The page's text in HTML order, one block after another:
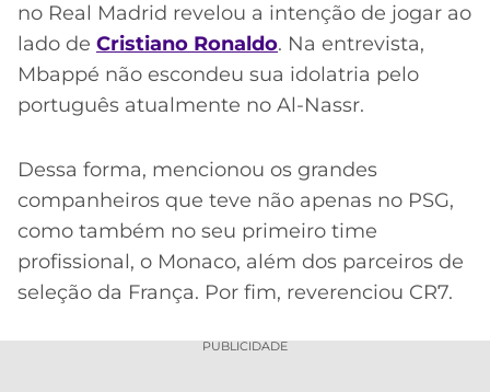
no Real Madrid revelou a intenção de jogar ao
lado de Cristiano Ronaldo. Na entrevista,
Mbappé não escondeu sua idolatria pelo
português atualmente no Al-Nassr.
Dessa forma, mencionou os grandes
companheiros que teve não apenas no PSG,
como também no seu primeiro time
profissional, o Monaco, além dos parceiros de
seleção da França. Por fim, reverenciou CR7.
PUBLICIDADE